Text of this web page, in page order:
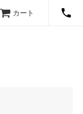
カート